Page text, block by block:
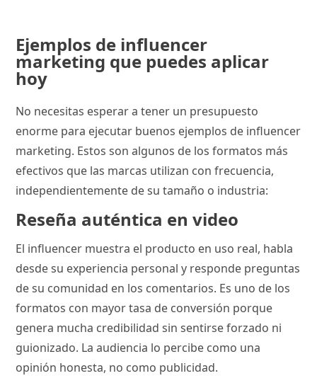
Ejemplos de influencer
marketing que puedes aplicar
hoy
No necesitas esperar a tener un presupuesto
enorme para ejecutar buenos ejemplos de influencer
marketing. Estos son algunos de los formatos más
efectivos que las marcas utilizan con frecuencia,
independientemente de su tamaño o industria:
Reseña auténtica en video
El influencer muestra el producto en uso real, habla
desde su experiencia personal y responde preguntas
de su comunidad en los comentarios. Es uno de los
formatos con mayor tasa de conversión porque
genera mucha credibilidad sin sentirse forzado ni
guionizado. La audiencia lo percibe como una
opinión honesta, no como publicidad.